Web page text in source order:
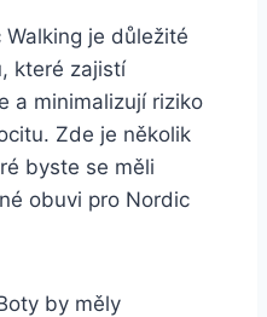
je​ důležité‍
které zajistí​
a minimalizují riziko
Zde ⁤je několik
byste se měli
obuvi pro Nordic
by měly